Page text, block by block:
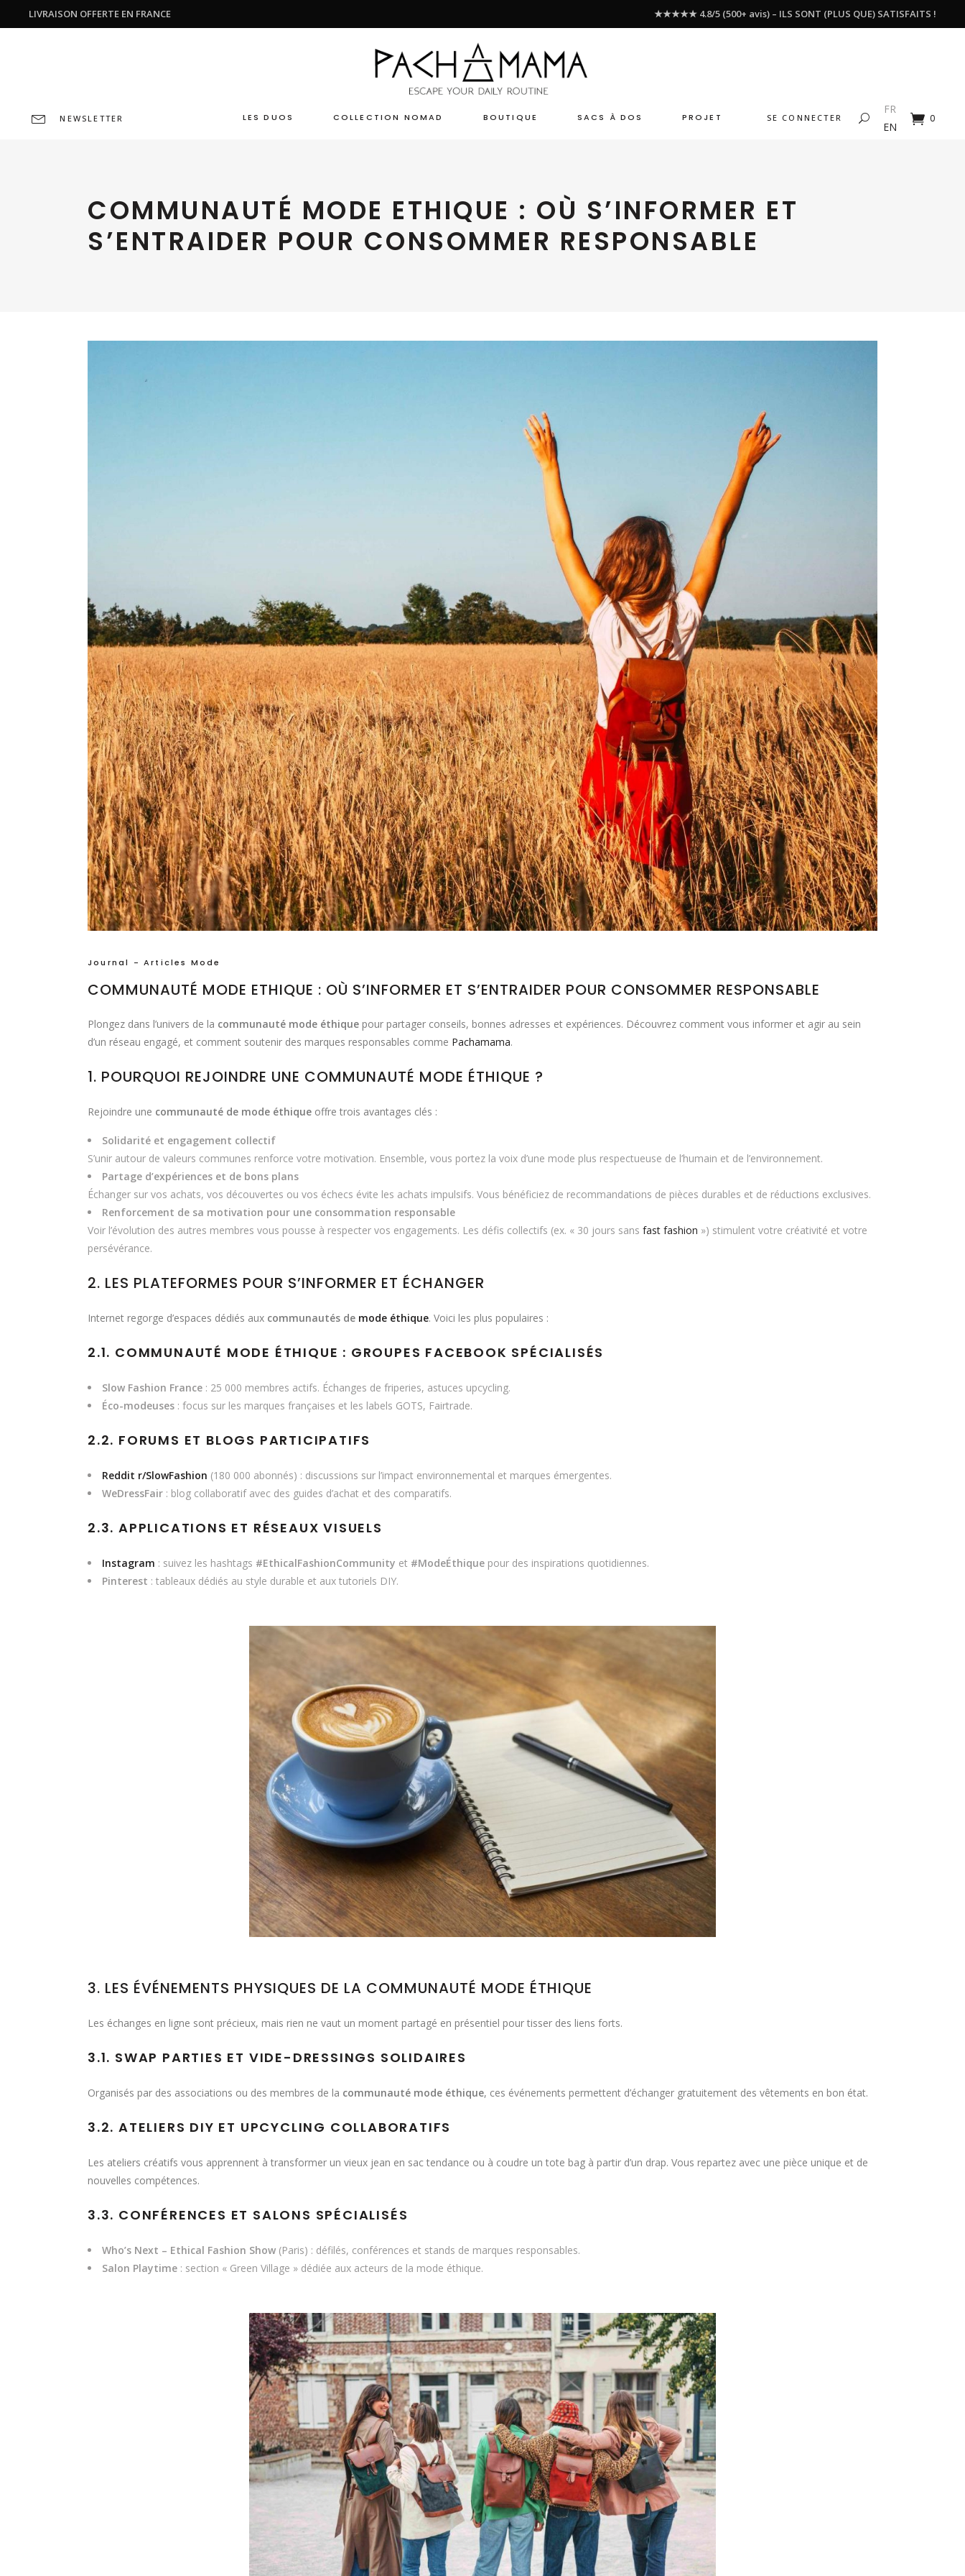
LIVRAISON OFFERTE EN FRANCE ★★★★★ 4.8/5 (500+ avis) – ILS SONT (PLUS QUE) SATISFAITS !
NEWSLETTER LES DUOS COLLECTION NOMAD BOUTIQUE SACS À DOS PROJET SE CONNECTER
FR
EN
0
COMMUNAUTÉ MODE ETHIQUE : OÙ S’INFORMER ET
S’ENTRAIDER POUR CONSOMMER RESPONSABLE
Journal - Articles Mode
COMMUNAUTÉ MODE ETHIQUE : OÙ S’INFORMER ET S’ENTRAIDER POUR CONSOMMER RESPONSABLE
Plongez dans l’univers de la communauté mode éthique pour partager conseils, bonnes adresses et expériences. Découvrez comment vous informer et agir au sein
d’un réseau engagé, et comment soutenir des marques responsables comme Pachamama.
1. POURQUOI REJOINDRE UNE COMMUNAUTÉ MODE ÉTHIQUE ?
Rejoindre une communauté de mode éthique offre trois avantages clés :
Solidarité et engagement collectif
S’unir autour de valeurs communes renforce votre motivation. Ensemble, vous portez la voix d’une mode plus respectueuse de l’humain et de l’environnement.
Partage d’expériences et de bons plans
Échanger sur vos achats, vos découvertes ou vos échecs évite les achats impulsifs. Vous bénéficiez de recommandations de pièces durables et de réductions exclusives.
Renforcement de sa motivation pour une consommation responsable
Voir l’évolution des autres membres vous pousse à respecter vos engagements. Les défis collectifs (ex. « 30 jours sans fast fashion ») stimulent votre créativité et votre
persévérance.
2. LES PLATEFORMES POUR S’INFORMER ET ÉCHANGER
Internet regorge d’espaces dédiés aux communautés de mode éthique. Voici les plus populaires :
2.1. COMMUNAUTÉ MODE ÉTHIQUE : GROUPES FACEBOOK SPÉCIALISÉS
Slow Fashion France : 25 000 membres actifs. Échanges de friperies, astuces upcycling.
Éco-modeuses : focus sur les marques françaises et les labels GOTS, Fairtrade.
2.2. FORUMS ET BLOGS PARTICIPATIFS
Reddit r/SlowFashion (180 000 abonnés) : discussions sur l’impact environnemental et marques émergentes.
WeDressFair : blog collaboratif avec des guides d’achat et des comparatifs.
2.3. APPLICATIONS ET RÉSEAUX VISUELS
Instagram : suivez les hashtags #EthicalFashionCommunity et #ModeÉthique pour des inspirations quotidiennes.
Pinterest : tableaux dédiés au style durable et aux tutoriels DIY.
3. LES ÉVÉNEMENTS PHYSIQUES DE LA COMMUNAUTÉ MODE ÉTHIQUE
Les échanges en ligne sont précieux, mais rien ne vaut un moment partagé en présentiel pour tisser des liens forts.
3.1. SWAP PARTIES ET VIDE-DRESSINGS SOLIDAIRES
Organisés par des associations ou des membres de la communauté mode éthique, ces événements permettent d’échanger gratuitement des vêtements en bon état.
3.2. ATELIERS DIY ET UPCYCLING COLLABORATIFS
Les ateliers créatifs vous apprennent à transformer un vieux jean en sac tendance ou à coudre un tote bag à partir d’un drap. Vous repartez avec une pièce unique et de
nouvelles compétences.
3.3. CONFÉRENCES ET SALONS SPÉCIALISÉS
Who’s Next – Ethical Fashion Show (Paris) : défilés, conférences et stands de marques responsables.
Salon Playtime : section « Green Village » dédiée aux acteurs de la mode éthique.